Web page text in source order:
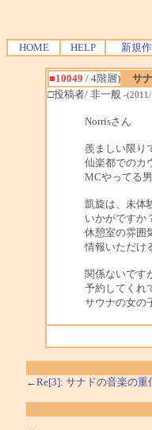
HOME HELP 新規
■10049 / 4階層)
サ
□投稿者/ 非一般 -
Norrisさん
羨ましい限り
仙楽都でのカ
MCやってる
凱旋は、未体
いかがですか
休憩室の雰囲
情報いただけ
関係ないです
予約してくれ
サウナの女の
←Re[3]: サナドの音楽の重